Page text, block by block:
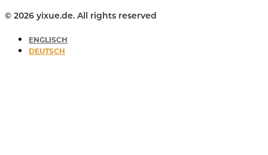
© 2026 yixue.de. All rights reserved
ENGLISCH
DEUTSCH